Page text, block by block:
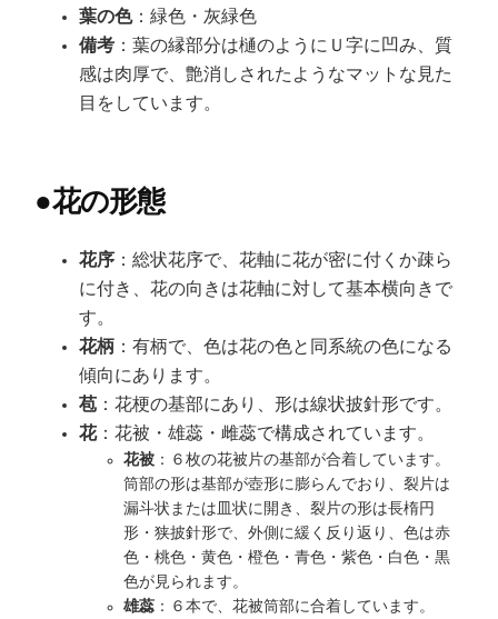
葉の色：緑色・灰緑色
備考 ：葉の縁部分は樋のようにＵ字に凹み、質
感は肉厚で、艶消しされたようなマットな見た
目をしています。
●花の形態
花序 ：総状花序で、花軸に花が密に付くか疎ら
に付き、花の向きは花軸に対して基本横向きで
す。
花柄 ：有柄で、色は花の色と同系統の色になる
傾向にあります。
苞 ：花梗の基部にあり、形は線状披針形です。
花：花被・雄蕊・雌蕊で構成されています。
花被 ：６枚の花被片の基部が合着しています。
筒部の形は基部が壺形に膨らんでおり、裂片は
漏斗状または皿状に開き、裂片の形は長楕円
形・狭披針形で、外側に緩く反り返り、色は赤
色・桃色・黄色・橙色・青色・紫色・白色・黒
色が見られます。
雄蕊 ：６本で、花被筒部に合着しています。